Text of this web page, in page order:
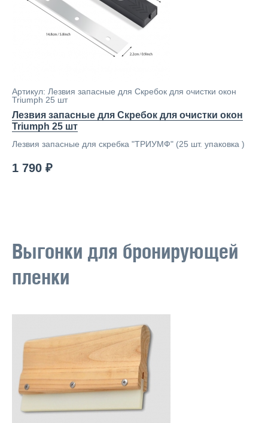
Артикул: Лезвия запасные для Скребок для очистки окон
Triumph 25 шт
Лезвия запасные для Скребок для очистки окон
Triumph 25 шт
Лезвия запасные для скребка "ТРИУМФ" (25 шт. упаковка )
1 790 ₽
Выгонки для бронирующей
пленки